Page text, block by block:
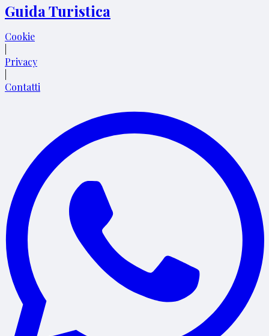
Guida Turistica
Cookie
Privacy
Contatti